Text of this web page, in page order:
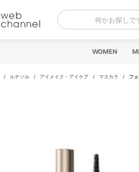
何かお探しで
WOMEN
/ ルナソル / アイメイク・アイケア / マスカラ / フ